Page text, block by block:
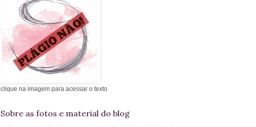
clique na imagem para acessar o texto
Sobre as fotos e material do blog